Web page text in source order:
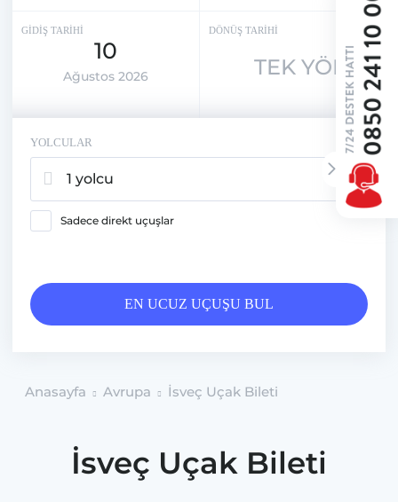
GİDİŞ TARİHİ
10
Ağustos 2026
DÖNÜŞ TARİHİ
TEK YÖN
YOLCULAR
1 yolcu
Sadece direkt uçuşlar
EN UCUZ UÇUŞU BUL
Anasayfa Avrupa İsveç Uçak Bileti
İsveç Uçak Bileti